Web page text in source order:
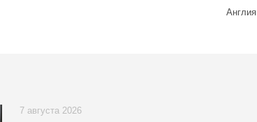
Англия
7 августа 2026